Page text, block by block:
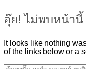
อุ๊ย! ไม่พบหน้านี้
It looks like nothing
of the links below or a